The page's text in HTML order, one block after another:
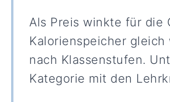
Als Preis winkte für die
Kalorienspeicher
nach Klassenstufen.
Kategorie mit den